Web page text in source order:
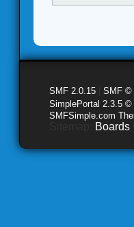
SMF 2.0.15 SMF ©
SimplePortal 2.3.5 ©
SMFSimple.com
Boards